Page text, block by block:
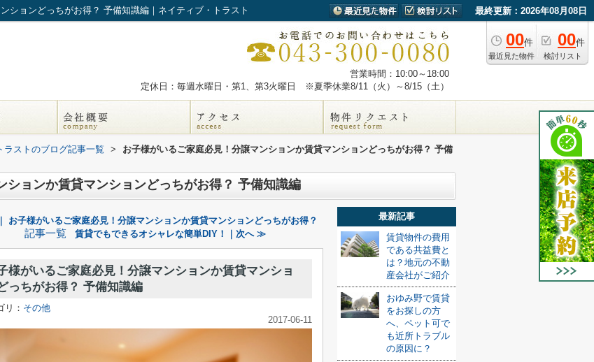
ションどっちがお得？ 予備知識編｜ネイティブ・トラスト 最終更新：2026年08月08日
00件
最近見た物件
00件
検討リスト
営業時間：10:00～18:00
定休日：毎週水曜日・第1、第3火曜日 ※夏季休業8/11（火）～8/15（土）
ストのブログ記事一覧 >
お子様がいるご家庭必見！分譲マンションか賃貸マンションどっちがお得？ 予備
ションか賃貸マンションどっちがお得？ 予備知識編
お子様がいるご家庭必見！分譲マンションか賃貸マンションどっちがお得？
記事一覧 賃貸でもできるオシャレな簡単DIY！｜次へ ≫
様がいるご家庭必見！分譲マンションか賃貸マンショ
っちがお得？ 予備知識編
リ： その他
2017-06-11
最新記事
賃貸物件の費用
である共益費と
は？地元の不動
産会社がご紹介
おゆみ野で賃貸
をお探しの方
へ、ペット可で
も近所トラブル
の原因に？